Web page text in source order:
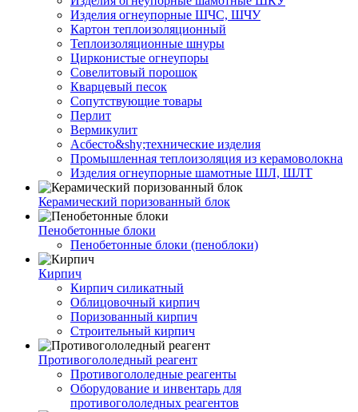
Изделия огнеупорные ШЧС, ШЧУ
Картон теплоизоляционный
Теплоизоляционные шнуры
Цирконистые огнеупоры
Совелитовый порошок
Кварцевый песок
Сопутствующие товары
Перлит
Вермикулит
Асбесто&shy;технические изделия
Промышленная теплоизоляция из керамоволокна
Изделия огнеупорные шамотные ШЛ, ШЛТ
Керамический поризованный блок
Пенобетонные блоки
Пенобетонные блоки (пеноблоки)
Кирпич
Кирпич силикатный
Облицовочный кирпич
Поризованный кирпич
Строительный кирпич
Противогололедный реагент
Противогололедные реагенты
Оборудование и инвентарь для
противогололедных реагентов